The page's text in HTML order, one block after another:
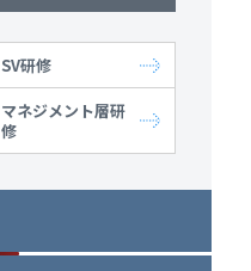
SV研修
マネジメント層研
修